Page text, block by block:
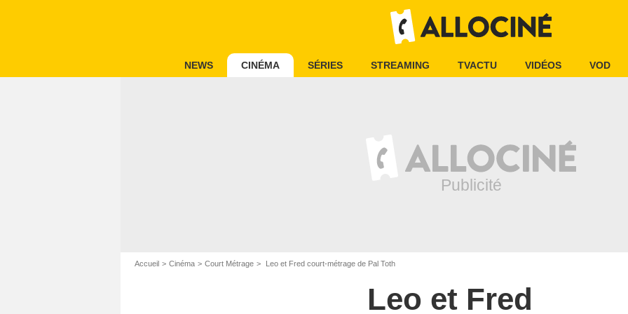
NEWS CINÉMA SÉRIES STREAMING TVACTU VIDÉOS VOD
Accueil Cinéma Court Métrage Leo et Fred court-métrage de Pal Toth
Leo et Fred